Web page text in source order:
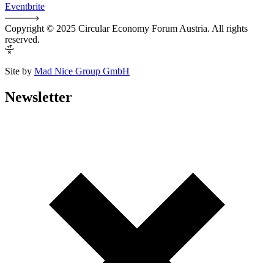
Eventbrite
Copyright © 2025 Circular Economy Forum Austria. All rights
reserved.
Site by Mad Nice Group GmbH
Newsletter